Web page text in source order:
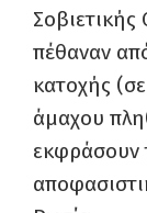
πέθαναν
κατοχής
άμαχου
εκφράσουν